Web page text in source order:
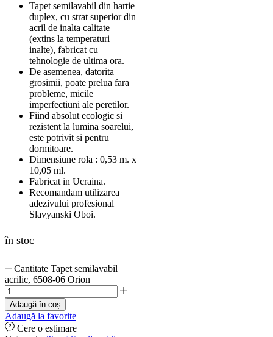
Tapet semilavabil din hartie
duplex, cu strat superior din
acril de inalta calitate
(extins la temperaturi
inalte), fabricat cu
tehnologie de ultima ora.
De asemenea, datorita
grosimii, poate prelua fara
probleme, micile
imperfectiuni ale peretilor.
Fiind absolut ecologic si
rezistent la lumina soarelui,
este potrivit si pentru
dormitoare.
Dimensiune rola : 0,53 m. x
10,05 ml.
Fabricat in Ucraina.
Recomandam utilizarea
adezivului profesional
Slavyanski Oboi.
în stoc
Cantitate Tapet semilavabil
acrilic, 6508-06 Orion
Adaugă în coș
Adaugă la favorite
Cere o estimare